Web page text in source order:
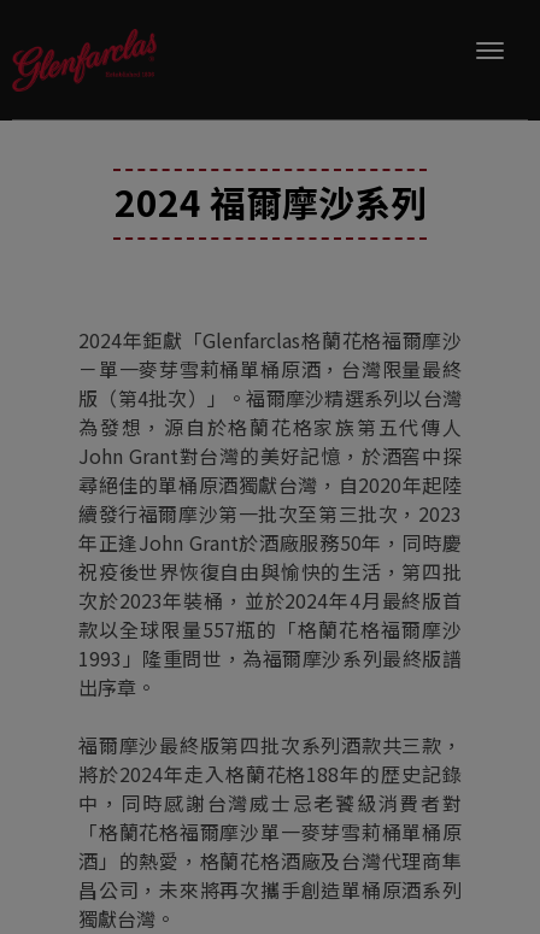
品牌故事
酒款介紹
最新消息
銷售通路
2024 福爾摩沙系列
2024年鉅獻「Glenfarclas格蘭花格福爾摩沙
－單一麥芽雪莉桶單桶原酒，台灣限量最終
版（第4批次）」。福爾摩沙精選系列以台灣
為發想，源自於格蘭花格家族第五代傳人
John Grant對台灣的美好記憶，於酒窖中探
尋絕佳的單桶原酒獨獻台灣，自2020年起陸
續發行福爾摩沙第一批次至第三批次，2023
年正逢John Grant於酒廠服務50年，同時慶
祝疫後世界恢復自由與愉快的生活，第四批
次於2023年裝桶，並於2024年4月最終版首
款以全球限量557瓶的「格蘭花格福爾摩沙
1993」隆重問世，為福爾摩沙系列最終版譜
出序章。
福爾摩沙最終版第四批次系列酒款共三款，
將於2024年走入格蘭花格188年的歴史記錄
中，同時感謝台灣威士忌老饕級消費者對
「格蘭花格福爾摩沙單一麥芽雪莉桶單桶原
酒」的熱愛，格蘭花格酒廠及台灣代理商隼
昌公司，未來將再次攜手創造單桶原酒系列
獨獻台灣。